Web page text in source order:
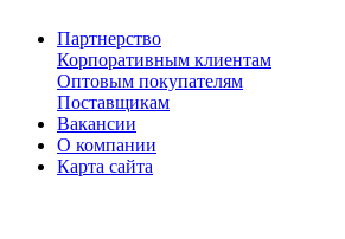
Партнерство
Корпоративным клиентам
Оптовым покупателям
Поставщикам
Вакансии
О компании
Карта сайта